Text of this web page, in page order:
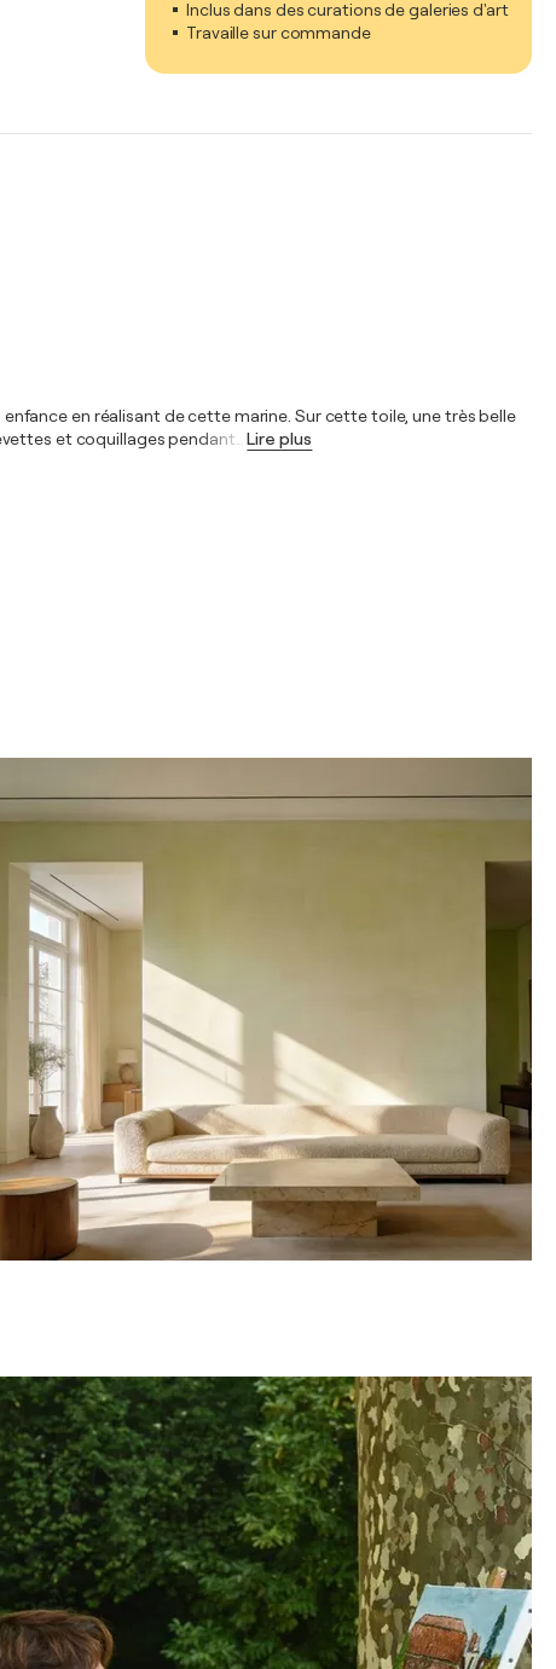
Inclus dans des curations de galeries d'art
Travaille sur commande
en réalisant de cette marine. Sur cette toile, une très belle
et coquillages pendant
Lire plus